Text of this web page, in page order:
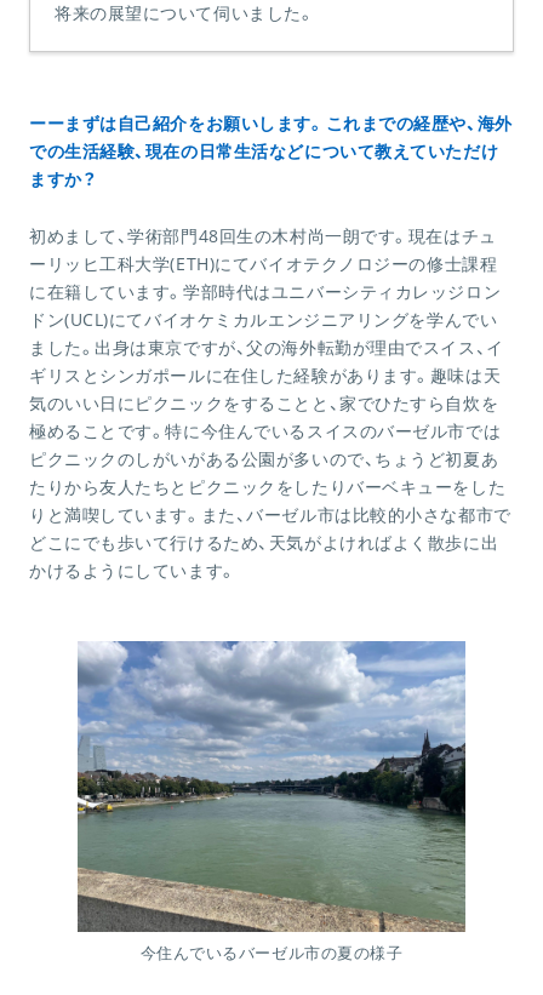
将来の展望について伺いました。
ーーまずは自己紹介をお願いします。これまでの経歴や、海外
での生活経験、現在の日常生活などについて教えていただけ
ますか？
初めまして、学術部門48回生の木村尚一朗です。現在はチュ
ーリッヒ工科大学(ETH)にてバイオテクノロジーの修士課程
に在籍しています。学部時代はユニバーシティカレッジロン
ドン(UCL)にてバイオケミカルエンジニアリングを学んでい
ました。出身は東京ですが、父の海外転勤が理由でスイス、イ
ギリスとシンガポールに在住した経験があります。趣味は天
気のいい日にピクニックをすることと、家でひたすら自炊を
極めることです。特に今住んでいるスイスのバーゼル市では
ピクニックのしがいがある公園が多いので、ちょうど初夏あ
たりから友人たちとピクニックをしたりバーベキューをした
りと満喫しています。また、バーゼル市は比較的小さな都市で
どこにでも歩いて行けるため、天気がよければよく散歩に出
かけるようにしています。
今住んでいるバーゼル市の夏の様子